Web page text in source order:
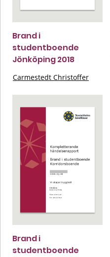
Brand i
studentboende
Jönköping 2018
Carmestedt Christoffer
Brand i
studentboende